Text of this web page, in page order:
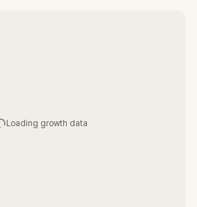
Loading growth data